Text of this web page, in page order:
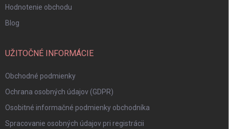
Hodnotenie obchodu
Blog
UŽITOČNÉ INFORMÁCIE
Obchodné podmienky
Ochrana osobných údajov (GDPR)
Osobitné informačné podmienky obchodníka
Spracovanie osobných údajov pri registrácii